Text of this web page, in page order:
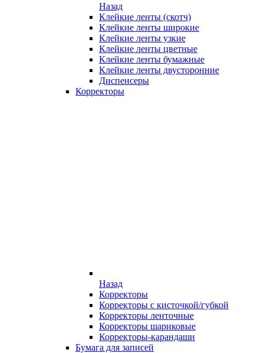
Назад
Клейкие ленты (скотч)
Клейкие ленты широкие
Клейкие ленты узкие
Клейкие ленты цветные
Клейкие ленты бумажные
Клейкие ленты двусторонние
Диспенсеры
Корректоры
Назад
Корректоры
Корректоры с кисточкой/губкой
Корректоры ленточные
Корректоры шариковые
Корректоры-карандаши
Бумага для записей